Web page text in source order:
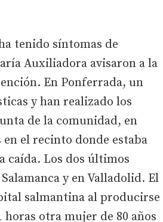
tenido síntomas de
Auxiliadora avisaron a la
En Ponferrada, un
y han realizado los
de la comunidad, en
el recinto donde estaba
caída. Los dos últimos
y en Valladolid. El
salmantina al producirse
horas otra mujer de 80 años